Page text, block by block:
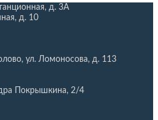
д. 3А
д. 10
ул. Ломоносова, д. 113
Покрышкина, 2/4